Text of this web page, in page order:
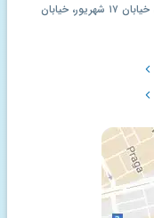
تهران ،میدان امام حسین (ع)، خیابان ۱۷ شهریور، خیابان